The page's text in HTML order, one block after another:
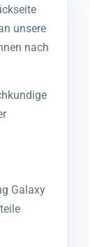
unsere
nach
Galaxy